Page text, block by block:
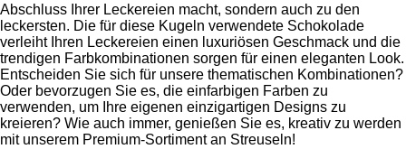
Abschluss Ihrer Leckereien macht, sondern auch zu den
leckersten. Die für diese Kugeln verwendete Schokolade
verleiht Ihren Leckereien einen luxuriösen Geschmack und die
trendigen Farbkombinationen sorgen für einen eleganten Look.
Entscheiden Sie sich für unsere thematischen Kombinationen?
Oder bevorzugen Sie es, die einfarbigen Farben zu
verwenden, um Ihre eigenen einzigartigen Designs zu
kreieren? Wie auch immer, genießen Sie es, kreativ zu werden
mit unserem Premium-Sortiment an Streuseln!